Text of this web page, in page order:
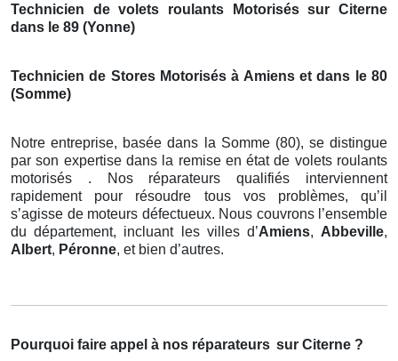
Technicien de volets roulants Motorisés sur Citerne
dans le 89 (Yonne)
Technicien de Stores Motorisés à Amiens et dans le 80
(Somme)
Notre entreprise, basée dans la Somme (80), se distingue
par son expertise dans la remise en état de volets roulants
motorisés . Nos réparateurs qualifiés interviennent
rapidement pour résoudre tous vos problèmes, qu’il
s’agisse de moteurs défectueux. Nous couvrons l’ensemble
du département, incluant les villes d’Amiens, Abbeville,
Albert, Péronne, et bien d’autres.
Pourquoi faire appel à nos réparateurs sur Citerne ?